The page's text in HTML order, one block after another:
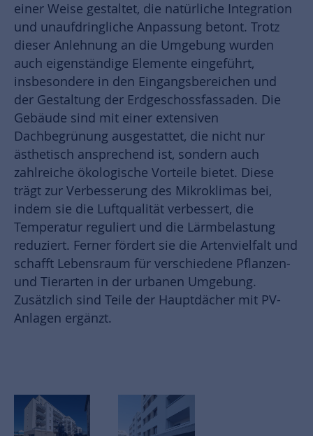
einer Weise gestaltet, die natürliche Integration
und unaufdringliche Anpassung betont. Trotz
dieser Anlehnung an die Umgebung wurden
auch eigenständige Elemente eingeführt,
insbesondere in den Eingangsbereichen und
der Gestaltung der Erdgeschossfassaden. Die
Gebäude sind mit einer extensiven
Dachbegrünung ausgestattet, die nicht nur
ästhetisch ansprechend ist, sondern auch
zahlreiche ökologische Vorteile bietet. Diese
trägt zur Verbesserung des Mikroklimas bei,
indem sie die Luftqualität verbessert, die
Temperatur reguliert und die Lärmbelastung
reduziert. Ferner fördert sie die Artenvielfalt und
schafft Lebensraum für verschiedene Pflanzen-
und Tierarten in der urbanen Umgebung.
Zusätzlich sind Teile der Hauptdächer mit PV-
Anlagen ergänzt.